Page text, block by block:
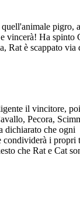
pigro,
vincerà! Ha spinto
Rat è scappato via
il vincitore,
Pecora,
dichiarato che ogni
condividerà i propri
che Rat e Cat